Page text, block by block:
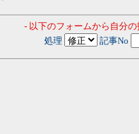
- 以下のフォームから自分
処理
記事No